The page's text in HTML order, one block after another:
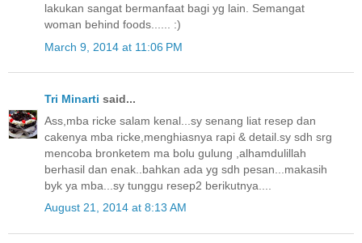
lakukan sangat bermanfaat bagi yg lain. Semangat
woman behind foods...... :)
March 9, 2014 at 11:06 PM
Tri Minarti said...
Ass,mba ricke salam kenal...sy senang liat resep dan
cakenya mba ricke,menghiasnya rapi & detail.sy sdh srg
mencoba bronketem ma bolu gulung ,alhamdulillah
berhasil dan enak..bahkan ada yg sdh pesan...makasih
byk ya mba...sy tunggu resep2 berikutnya....
August 21, 2014 at 8:13 AM